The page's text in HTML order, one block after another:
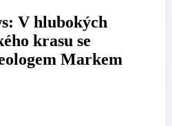
V hlubokých
krasu se
Markem